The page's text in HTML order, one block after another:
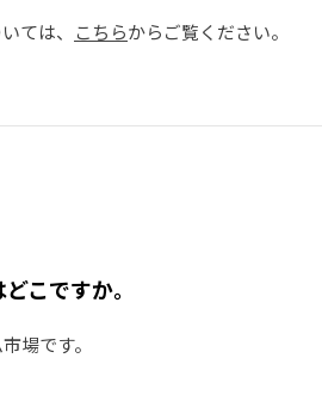
ては、 こちらからご覧ください。
こですか。
場です。